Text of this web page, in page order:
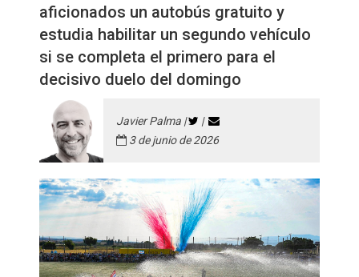
aficionados un autobús gratuito y
estudia habilitar un segundo vehículo
si se completa el primero para el
decisivo duelo del domingo
Javier Palma |
|
3 de junio de 2026